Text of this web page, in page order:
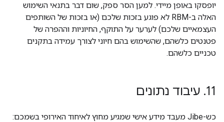
יופסקו באופן מיידי. למען הסר ספק, שום דבר בתנאי השימוש
האלה ב-RBM לא פוגע בזכות שלכם (או בזכות של השותפים
העצמאיים שלכם) לערער על התוקף, החיוניות וההפרה של
פטנטים כלשהם, שהשימוש בהם חיוני לצורך עמידה בתקנים
טכניים כלשהם.
11
. עיבוד נתונים
כש-Jibe מעבד מידע אישי שמגיע מחוץ לאיחוד האירופי בשמכם: